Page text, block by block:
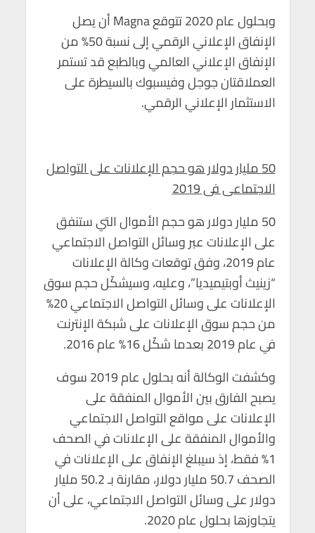
وبحلول عام 2020 تتوقع Magna أن يصل
الإنفاق الإعلاني الرقمي إلى نسبة 50% من
الإنفاق الإعلاني العالمي وبالطبع قد تستمر
العملاقتان جوجل وفيسبوك بالسيطرة على
الاستثمار الإعلاني الرقمي.
50 مليار دولار هو حجم الإعلانات على التواصل
الاجتماعى فى 2019
50 مليار دولار هو حجم الأموال التي ستنفق
على الإعلانات عبر وسائل التواصل الاجتماعي
عام 2019، وفق توقعات وكالة الإعلانات
“زينيث أوبتيميديا”، وعليه، وسيشكّل حجم سوق
الإعلانات على وسائل التواصل الاجتماعي 20%
من حجم سوق الإعلانات على شبكة الإنترنت
في عام 2019 بعدما شكّل 16% عام 2016.
وكشفت الوكالة أنه بحلول عام 2019 سوف
يصبح الفارق بين الأموال المنفقة على
الإعلانات على مواقع التواصل الاجتماعي
والأموال المنفقة على الإعلانات في الصحف
1% فقط، إذ سيبلغ الإنفاق على الإعلانات في
الصحف 50.7 مليار دولار، مقارنة بـ 50.2 مليار
دولار على وسائل التواصل الاجتماعي، على أن
يتجاوزها بحلول عام 2020.